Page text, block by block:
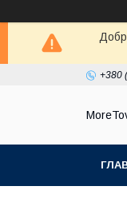
+380